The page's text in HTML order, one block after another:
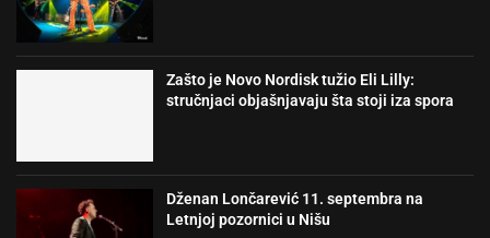
Zašto je Novo Nordisk tužio Eli Lilly:
stručnjaci objašnjavaju šta stoji iza spora
Dženan Lončarević 11. septembra na
Letnjoj pozornici u Nišu